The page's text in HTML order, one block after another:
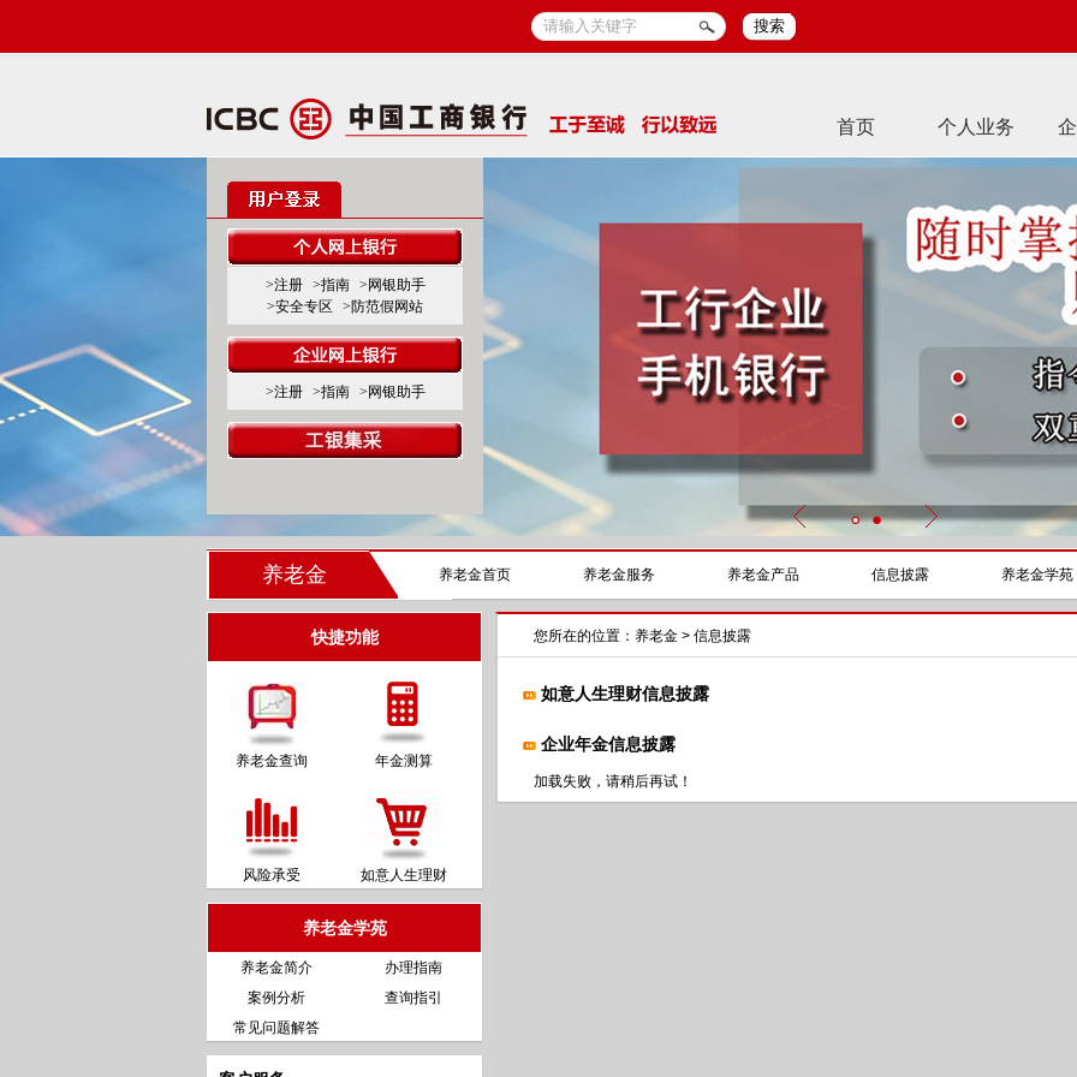
搜索
首页 个人业务
>注册 >指南
>网银助手
>安全专区
>防范假网站
>注册 >指南 >网银助手
养老金 养老金首页 养老金服务 养老金产品 信息披露 养老金学苑
快捷功能
养老金查询 年金测算
风险承受 如意人生理财
养老金学苑
养老金简介
办理指南
案例分析
查询指引
常见问题解答
您所在的位置： 养老金 > 信息披露
如意人生理财信息披露
企业年金信息披露
加载失败，请稍后再试！